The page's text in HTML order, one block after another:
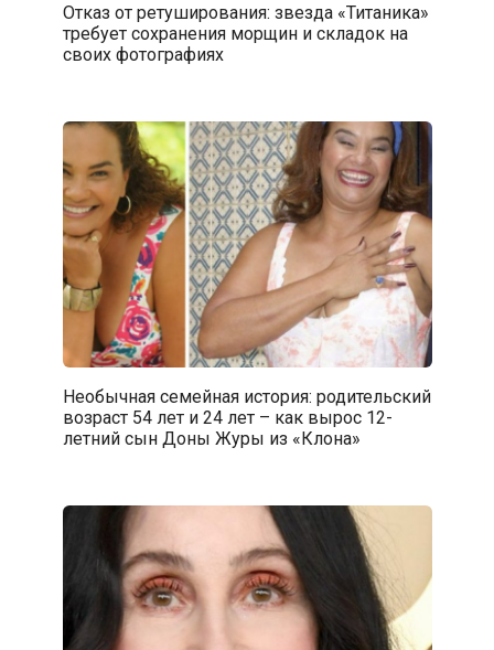
Отказ от ретуширования: звезда «Титаника»
требует сохранения морщин и складок на
своих фотографиях
Необычная семейная история: родительский
возраст 54 лет и 24 лет – как вырос 12-
летний сын Доны Журы из «Клона»